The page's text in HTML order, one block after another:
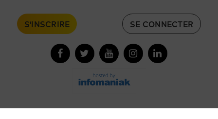
S'INSCRIRE SE CONNECTER